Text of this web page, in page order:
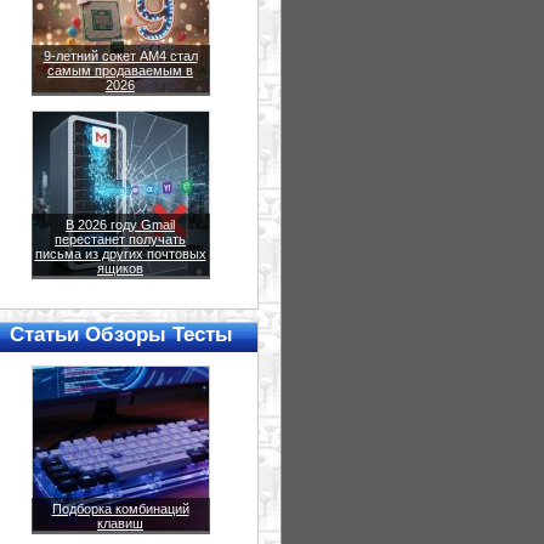
9-летний сокет AM4 стал
самым продаваемым в
2026
В 2026 году Gmail
перестанет получать
письма из других почтовых
ящиков
Статьи Обзоры Тесты
Подборка комбинаций
клавиш